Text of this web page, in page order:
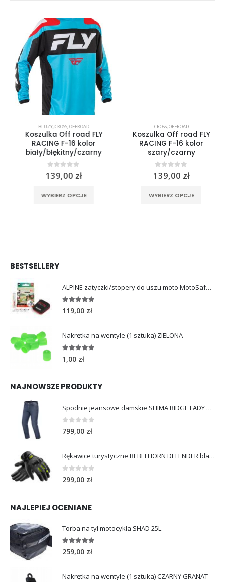
BLUZY,CROSS,OFFROAD
Koszulka Off road FLY
RACING F-16 kolor
biały/błękitny/czarny
0out of 5
139,00zł
WYBIERZ OPCJE
CROSS,OFFROAD
Koszulka Off road FLY
RACING F-16 kolor
szary/czarny
0out of 5
139,00zł
WYBIERZ OPCJE
BESTSELLERY
ALPINE zatyczki/stopery do uszu moto MotoSafe Pro
out of 5
119,00 zł
Nakrętka na wentyle (1 sztuka) ZIELONA
out of 5
1,00 zł
NAJNOWSZE PRODUKTY
Spodnie jeansowe damskie SHIMA RIDGE LADY blue
0out of 5
799,00 zł
Rękawice turystyczne REBELHORN DEFENDER black yellow fluo
0 out of 5
299,00 zł
NAJLEPIEJ OCENIANE
Torba na tył motocykla SHAD 25L
5.00out of 5
259,00 zł
Nakrętka na wentyle (1 sztuka) CZARNY GRANAT